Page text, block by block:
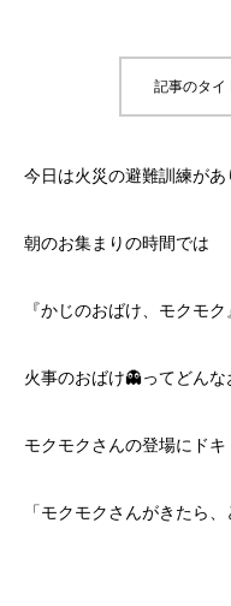
記事のタイ
今日は火災の避難訓練があ
朝のお集まりの時間では
『かじのおばけ、モクモ
火事のおばけ👻ってどん
モクモクさんの登場にド
「モクモクさんがきたら